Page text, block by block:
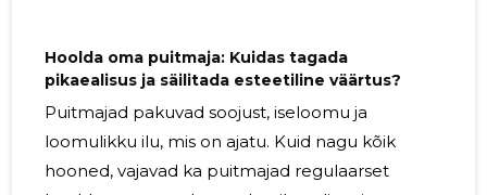
Hoolda oma puitmaja: Kuidas tagada
pikaealisus ja säilitada esteetiline väärtus?
Puitmajad pakuvad soojust, iseloomu ja
loomulikku ilu, mis on ajatu. Kuid nagu kõik
hooned, vajavad ka puitmajad regulaarset